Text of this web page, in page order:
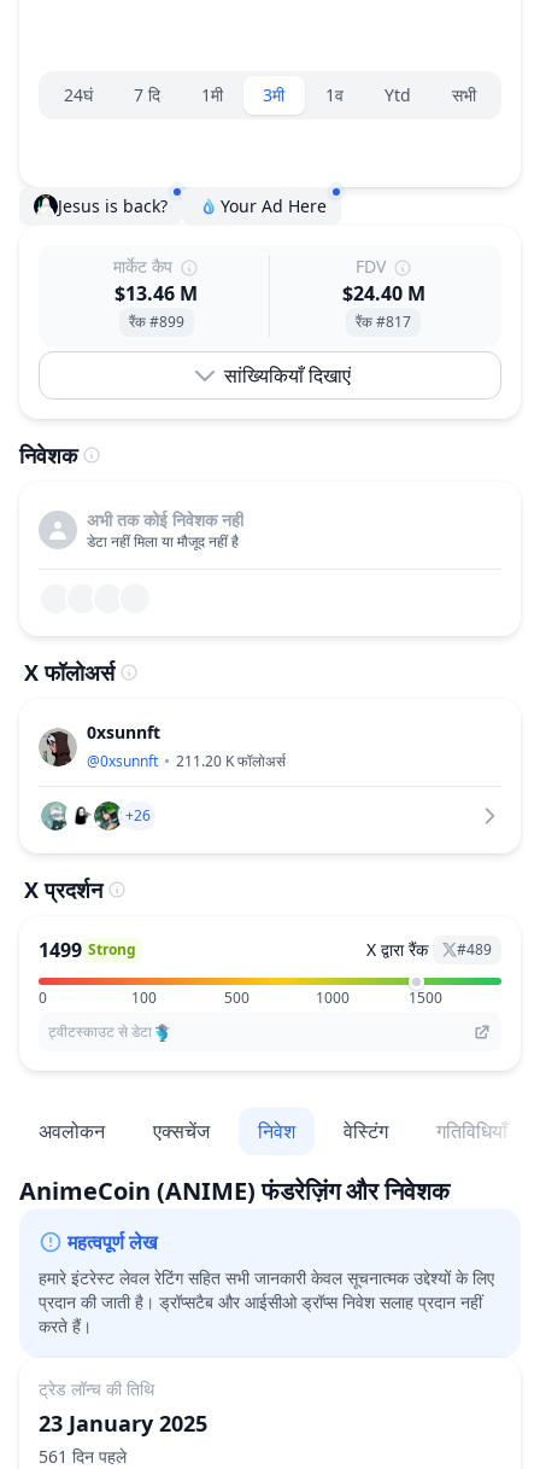
रेंज चयनकर्ता।
24घं 7 दि 1मी 3मी 1व Ytd सभी
Jesus is back? Your Ad Here
मार्केट कैप
$13.46 M
रैंक #899
FDV
$24.40 M
रैंक #817
सांख्यिकियाँ दिखाएं
निवेशक
अभी तक कोई निवेशक नहीं
डेटा नहीं मिला या मौजूद नहीं है
X फॉलोअर्स
0xsunnft
@0xsunnft 211.20 Kफॉलोअर्स
+26
X प्रदर्शन
1499 Strong X द्वारा रैंक #489
0 100 500 1000
1500
ट्वीटस्काउट से डेटा
अवलोकन एक्सचेंज निवेश वेस्टिंग गतिविधियाँ
AnimeCoin (ANIME) फंडरेज़िंग और निवेशक
महत्वपूर्ण लेख
हमारे इंटरेस्ट लेवल रेटिंग सहित सभी जानकारी केवल सूचनात्मक उद्देश्यों के लिए
प्रदान की जाती है। ड्रॉप्सटैब और आईसीओ ड्रॉप्स निवेश सलाह प्रदान नहीं
करते हैं।
ट्रेड लॉन्च की तिथि
23 January 2025
561 दिन पहले